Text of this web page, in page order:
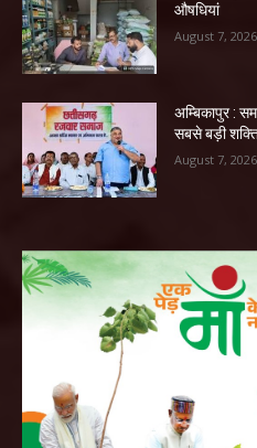
औषधियां
August 7, 2026
अम्बिकापुर :
सबसे बड़ी
August 7, 2026